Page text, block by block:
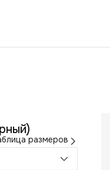
размеров